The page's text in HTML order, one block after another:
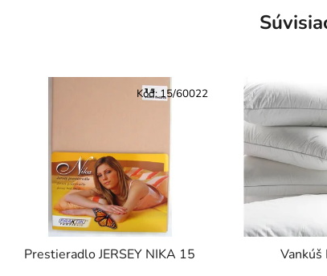
Prestieradlo JERSEY NIKA 15
Kód:15/60022
Vankúš